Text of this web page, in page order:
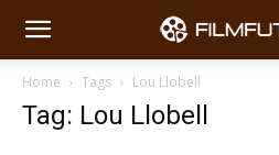
Home Tags Lou Llobell
Tag: Lou Llobell